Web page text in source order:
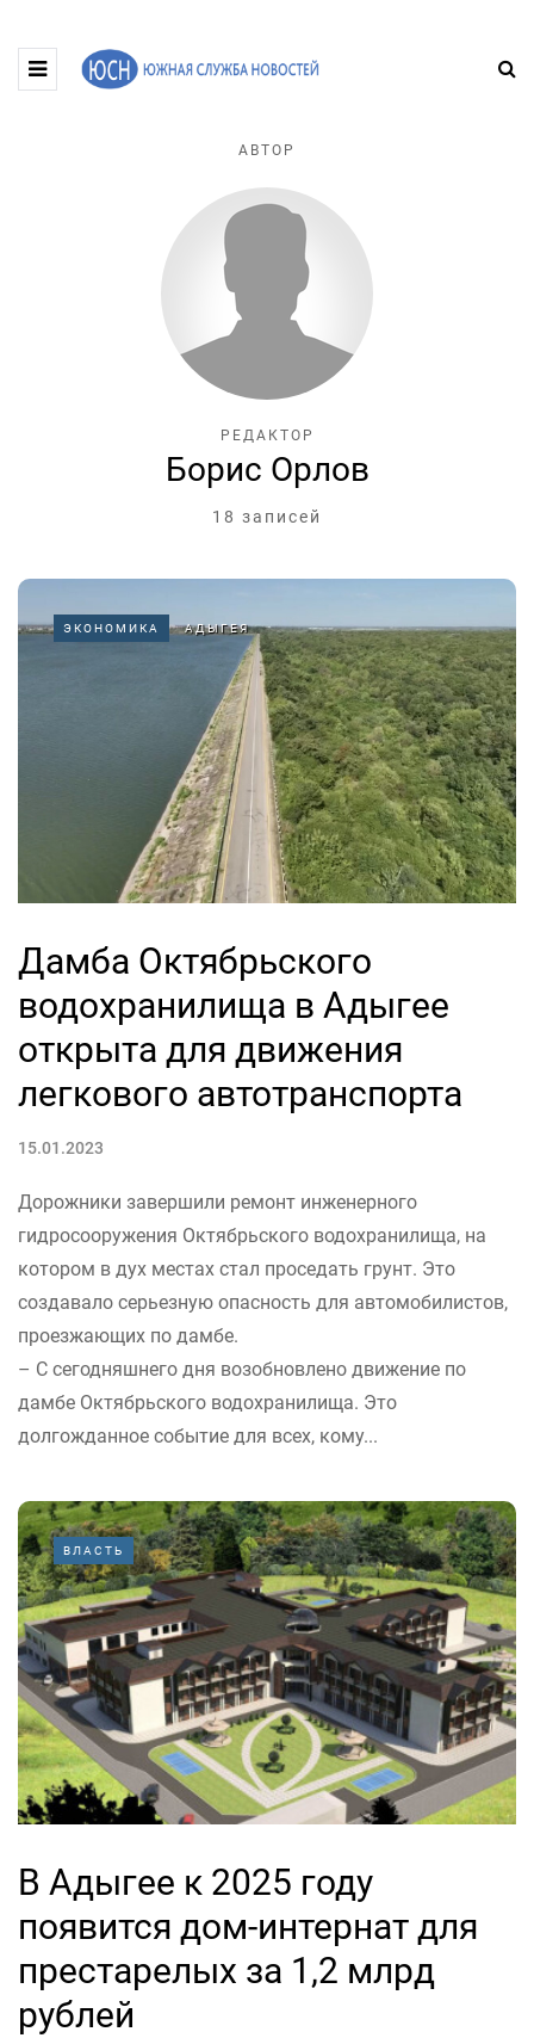
АВТОР
РЕДАКТОР
Борис Орлов
18 записей
ЭКОНОМИКА АДЫГЕЯ
Дамба Октябрьского
водохранилища в Адыгее
открыта для движения
легкового автотранспорта
15.01.2023
Дорожники завершили ремонт инженерного
гидросооружения Октябрьского водохранилища, на
котором в дух местах стал проседать грунт. Это
создавало серьезную опасность для автомобилистов,
проезжающих по дамбе.
– С сегодняшнего дня возобновлено движение по
дамбе Октябрьского водохранилища. Это
долгожданное событие для всех, кому...
ВЛАСТЬ
В Адыгее к 2025 году
появится дом-интернат для
престарелых за 1,2 млрд
рублей